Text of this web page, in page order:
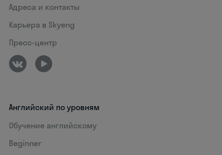
Адреса и контакты
Карьера в Skyeng
Пресс-центр
Английский по уровням
Обучение английскому
Beginner